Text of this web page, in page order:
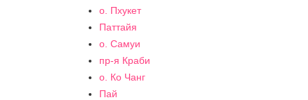
о. Пхукет
Паттайя
о. Самуи
пр-я Краби
о. Ко Чанг
Пай